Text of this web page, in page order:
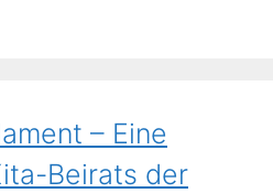
– Eine
Beirats der